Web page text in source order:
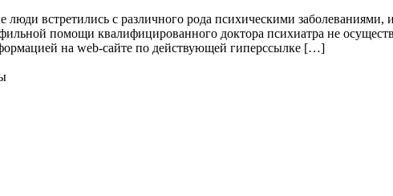
встретились с различного рода психическими
помощи квалифицированного доктора психиатра не
на web-сайте по действующей гиперссылке […]